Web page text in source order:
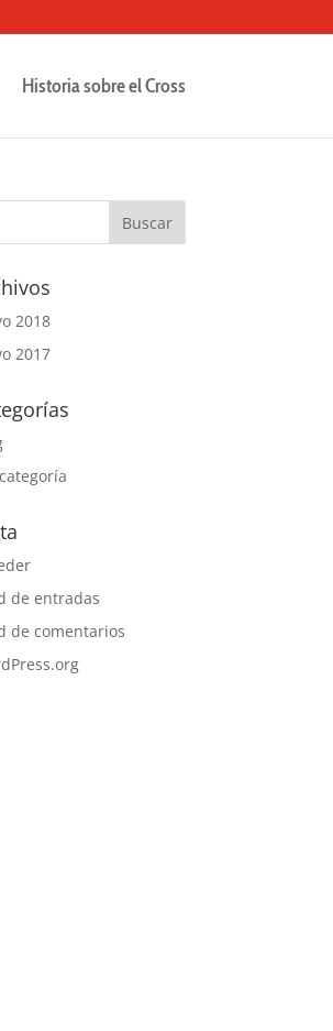
Historia sobre el Cross
2018
2017
de entradas
de comentarios